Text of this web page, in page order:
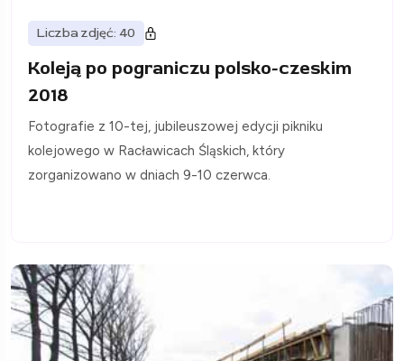
Liczba zdjęć: 40
Koleją po pograniczu polsko-czeskim
2018
Fotografie z 10-tej, jubileuszowej edycji pikniku
kolejowego w Racławicach Śląskich, który
zorganizowano w dniach 9-10 czerwca.